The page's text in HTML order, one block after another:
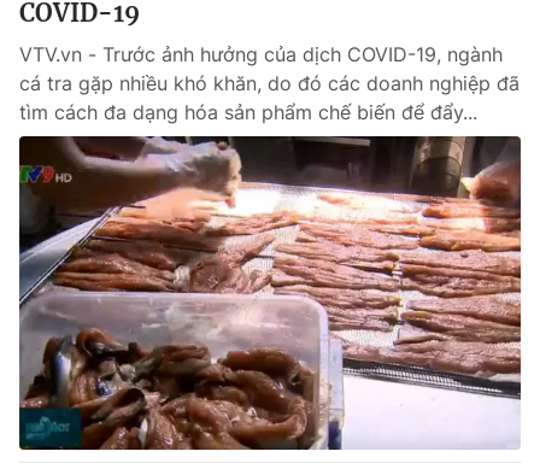
Photo Infographic
Video Shorts video
VTV Money VTV Thể thao
VTV Sức khoẻ Bất động sản
Thị trường 24h Tấm lòng Việt
VTV4 Vươn mình bằng AI
COVID-19
VTV.vn - Trước ảnh hưởng của dịch COVID-19, ngành
cá tra gặp nhiều khó khăn, do đó các doanh nghiệp đã
tìm cách đa dạng hóa sản phẩm chế biến để đẩy...